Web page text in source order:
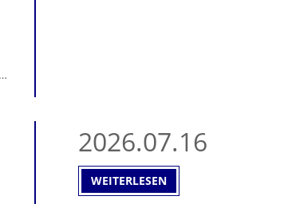
2026.07.16
WEITERLESEN